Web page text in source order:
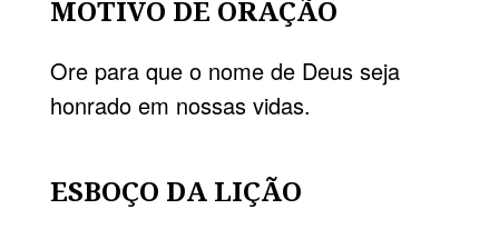
MOTIVO DE ORAÇÃO
Ore para que o nome de Deus seja
honrado em nossas vidas.
ESBOÇO DA LIÇÃO